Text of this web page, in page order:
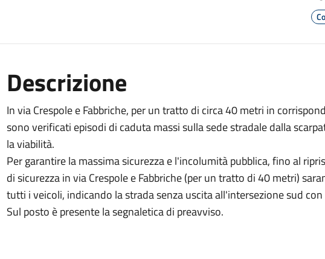
Descrizione
In via Crespole e Fabbriche, per un tratto di circa 40 metri in
sono verificati episodi di caduta massi sulla sede stradale dalla
la viabilità.
Per garantire la massima sicurezza e l'incolumità pubblica, fino al
di sicurezza in via Crespole e Fabbriche (per un tratto di 40 metri)
tutti i veicoli, indicando la strada senza uscita all'intersezione sud
Sul posto è presente la segnaletica di preavviso.